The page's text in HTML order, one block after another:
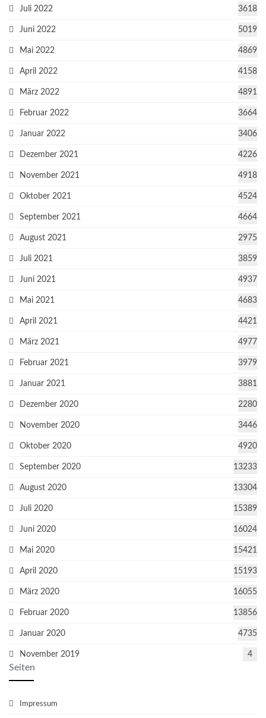
Juli 2022 3618
Juni 2022 5019
Mai 2022 4869
April 2022 4158
März 2022 4891
Februar 2022 3664
Januar 2022 3406
Dezember 2021 4226
November 2021 4918
Oktober 2021 4524
September 2021 4664
August 2021 2975
Juli 2021 3859
Juni 2021 4937
Mai 2021 4683
April 2021 4421
März 2021 4977
Februar 2021 3979
Januar 2021 3881
Dezember 2020 2280
November 2020 3446
Oktober 2020 4920
September 2020 13233
August 2020 13304
Juli 2020 15389
Juni 2020 16024
Mai 2020 15421
April 2020 15193
März 2020 16055
Februar 2020 13856
Januar 2020 4735
November 2019 4
Seiten
Impressum